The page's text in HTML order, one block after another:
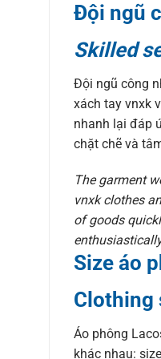
Đội ngũ
Skilled
Đội ngũ công
xách tay vnxk
nhanh lại đáp
chặt chẽ và
The garment
vnxk clothes
of goods
Size áo
Clothing
Áo phông
khác nhau: